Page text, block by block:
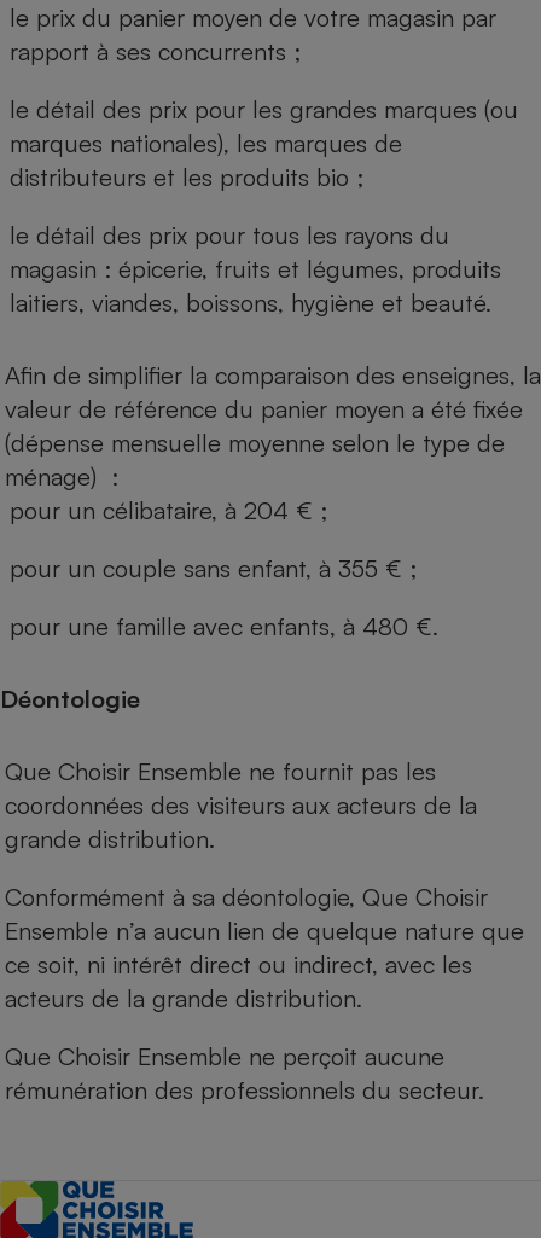
le prix du panier moyen de votre magasin par
rapport à ses concurrents ;
le détail des prix pour les grandes marques (ou
marques nationales), les marques de
distributeurs et les produits bio ;
le détail des prix pour tous les rayons du
magasin : épicerie, fruits et légumes, produits
laitiers, viandes, boissons, hygiène et beauté.
Afin de simplifier la comparaison des enseignes, la
valeur de référence du panier moyen a été fixée
(dépense mensuelle moyenne selon le type de
ménage) :
pour un célibataire, à 204 € ;
pour un couple sans enfant, à 355 € ;
pour une famille avec enfants, à 480 €.
Déontologie
Que Choisir Ensemble ne fournit pas les
coordonnées des visiteurs aux acteurs de la
grande distribution.
Conformément à sa déontologie, Que Choisir
Ensemble n’a aucun lien de quelque nature que
ce soit, ni intérêt direct ou indirect, avec les
acteurs de la grande distribution.
Que Choisir Ensemble ne perçoit aucune
rémunération des professionnels du secteur.